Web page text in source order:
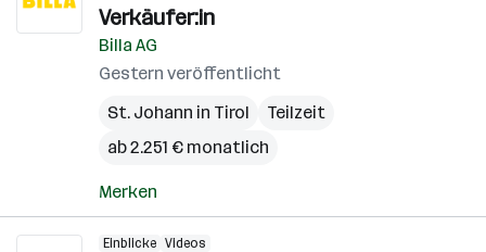
Verkäufer:in
Billa AG
Gestern veröffentlicht
St. Johann in Tirol
Teilzeit
ab 2.251 € monatlich
Merken
Einblicke Videos